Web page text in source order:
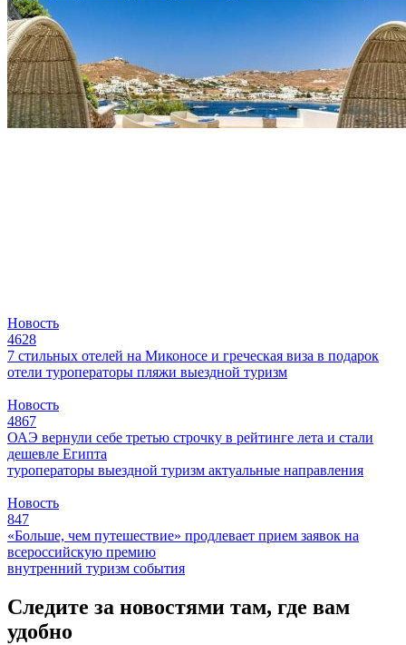
Новость
4628
7 стильных отелей на Миконосе и греческая виза в подарок
отели туроператоры пляжи выездной туризм
Новость
4867
ОАЭ вернули себе третью строчку в рейтинге лета и стали
дешевле Египта
туроператоры выездной туризм актуальные направления
Новость
847
«Больше, чем путешествие» продлевает прием заявок на
всероссийскую премию
внутренний туризм события
Следите за новостями там, где вам
удобно